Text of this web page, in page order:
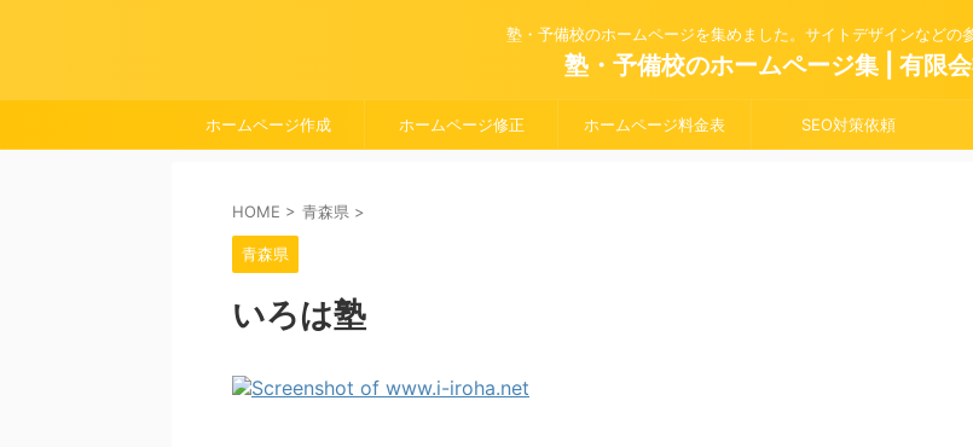
塾・予備校のホームページを集めました。サイトデザインなどの
塾・予備校のホームページ集 | 有限
ホームページ作成 ホームページ修正 ホームページ料金表 SEO対策依頼
HOME > 青森県 >
青森県
いろは塾